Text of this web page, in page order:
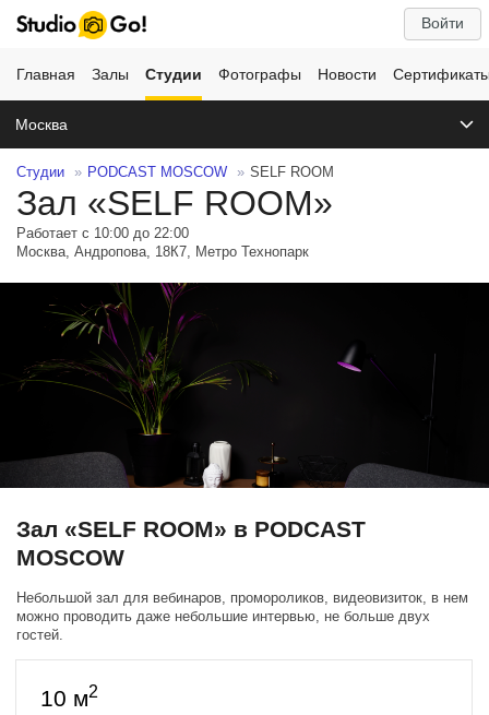
Войти
Главная Залы Студии Фотографы Новости
Москва
Студии PODCAST MOSCOW SELF ROOM
Зал «SELF ROOM»
Работает с 10:00 до 22:00
Москва, Андропова, 18К7, Метро Технопарк
Зал «SELF ROOM» в PODCAST
MOSCOW
Небольшой зал для вебинаров, промороликов, видеовизиток, в нем
можно проводить даже небольшие интервью, не больше двух
гостей.
10 м2